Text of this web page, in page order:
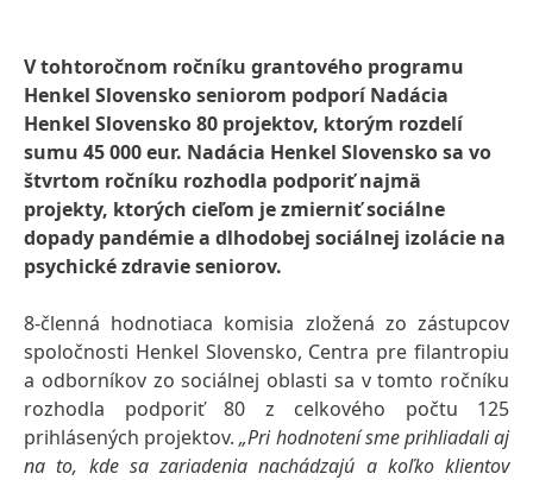
V tohtoročnom ročníku grantového programu
Henkel Slovensko seniorom podporí Nadácia
Henkel Slovensko 80 projektov, ktorým rozdelí
sumu 45 000 eur. Nadácia Henkel Slovensko sa vo
štvrtom ročníku rozhodla podporiť najmä
projekty, ktorých cieľom je zmierniť sociálne
dopady pandémie a dlhodobej sociálnej izolácie na
psychické zdravie seniorov.
8-členná hodnotiaca komisia zložená zo zástupcov
spoločnosti Henkel Slovensko, Centra pre filantropiu
a odborníkov zo sociálnej oblasti sa v tomto ročníku
rozhodla podporiť 80 z celkového počtu 125
prihlásených projektov.„Pri hodnotení sme prihliadali aj
na to, kde sa zariadenia nachádzajú a koľko klientov